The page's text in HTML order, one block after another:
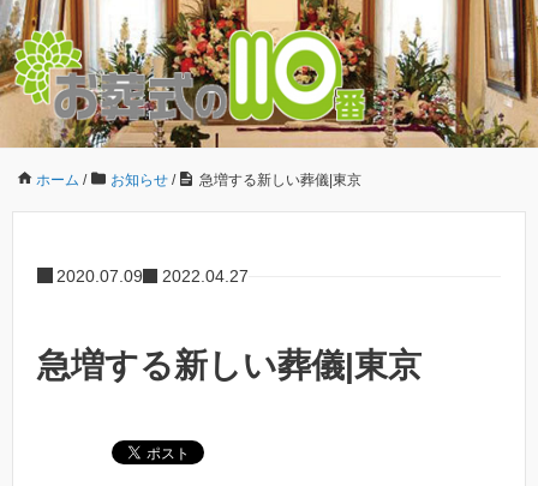
ホーム / お知らせ / 急増する新しい葬儀|東京
2020.07.09 2022.04.27
急増する新しい葬儀|東京